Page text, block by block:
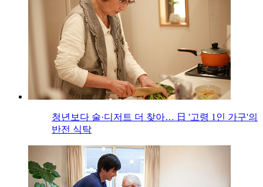
청년보다 술·디저트 더 찾아… 日 '고령 1인 가구'의
반전 식탁